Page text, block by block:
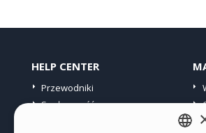
HELP CENTER
Przewodniki
Społeczność